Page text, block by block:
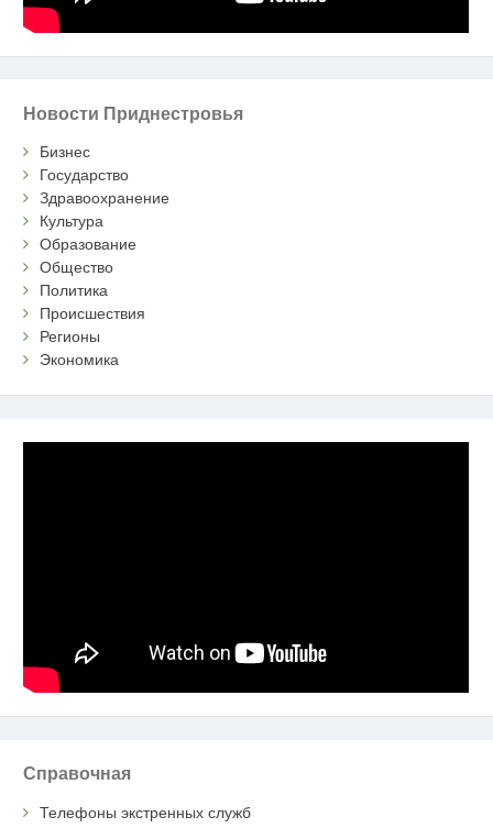
Новости Приднестровья
Бизнес
Государство
Здравоохранение
Культура
Образование
Общество
Политика
Происшествия
Регионы
Экономика
Справочная
Телефоны экстренных служб